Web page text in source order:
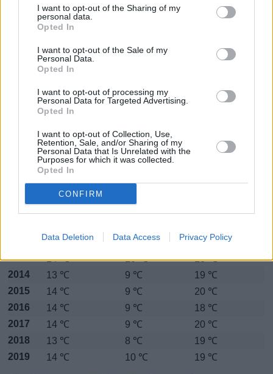
I want to opt-out of the Sharing of my
personal data.
Opted In
I want to opt-out of the Sale of my
Personal Data.
Opted In
I want to opt-out of processing my
Personal Data for Targeted Advertising.
Opted In
I want to opt-out of Collection, Use,
Retention, Sale, and/or Sharing of my
Personal Data that Is Unrelated with the
Purposes for which it was collected.
Opted In
CONFIRM
Data Deletion Data Access Privacy Policy
Lokakuussa Marraskuussa Joulukuussa
Katso miten paljonBogotássa on satanut joulukuussa
Joulukuun keskilämpötila Bogotássa
10 vuoden tarkastelujaksolla
Mikä on Bogotán tavanomainen lämpötila joulukuussa.
Vuosi
Vuorokauden
keskilämpötila
lämpötila
lämpötila
13 ℃ 8 ℃
19 ℃
2013
14 ℃ 10 ℃
18 ℃
2014
13 ℃ 9 ℃
19 ℃
2015
14 ℃ 9 ℃
20 ℃
2016
14 ℃ 9 ℃
18 ℃
2017
14 ℃ 9 ℃
20 ℃
2018
13 ℃ 8 ℃
19 ℃
2019
14 ℃ 10 ℃ 19 ℃